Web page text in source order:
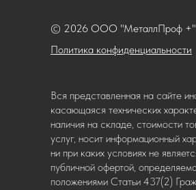
Политика конфиденциальности
© 2026 ООО "МеталлПроф +"
Вся представленная на сайте
касающаяся технических
наличия на складе, стоимости
услуг, носит информационный
ни при каких условиях не
публичной офертой,
положениями Статьи 437(2)